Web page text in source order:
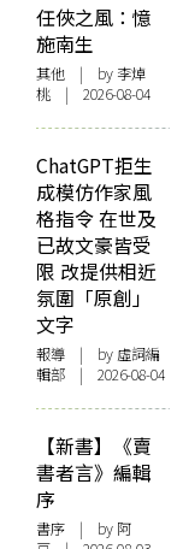
任俠之風：憶
施南生
其他 | by 李焯
桃 | 2026-08-04
ChatGPT拒生
成模仿作家風
格指令 在世及
已故文豪皆受
限 改提供相近
氛圍「原創」
文字
報導 | by 虛詞編
輯部 | 2026-08-04
【新書】《賣
書者言》編輯
序
書序 | by 阿